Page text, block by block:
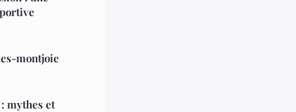
montjoie
mythes et